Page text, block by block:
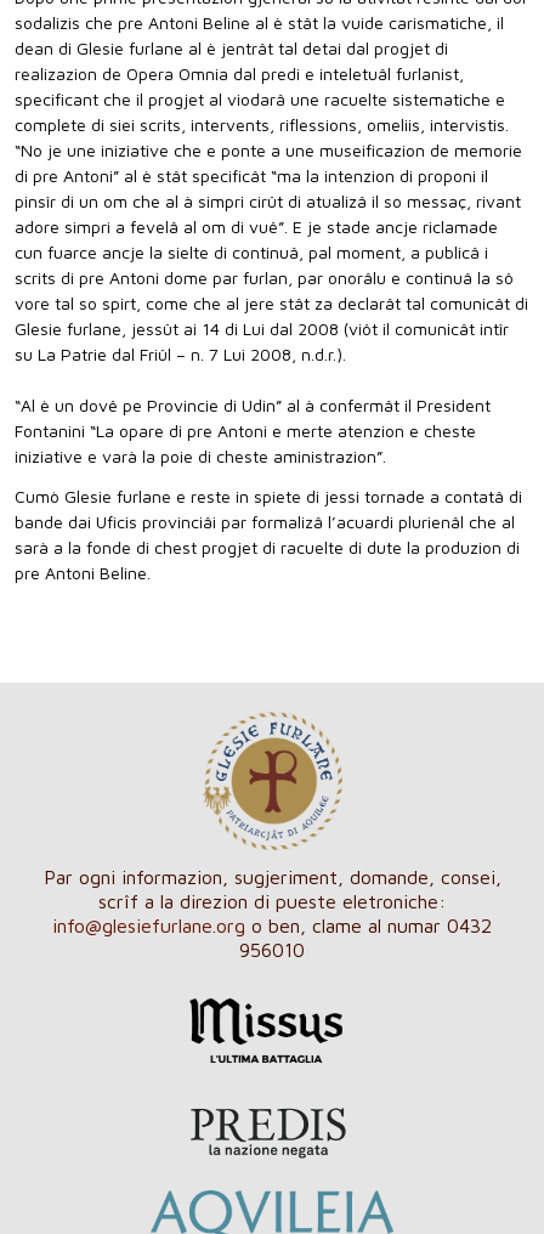
sodalizis che pre Antoni Beline al è stât la vuide carismatiche, il
dean di Glesie furlane al è jentrât tal detai dal progjet di
realizazion de Opera Omnia dal predi e inteletuâl furlanist,
specificant che il progjet al viodarâ une racuelte sistematiche e
complete di siei scrits, intervents, riflessions, omeliis, intervistis.
“No je une iniziative che e ponte a une museificazion de memorie
di pre Antoni” al è stât specificât “ma la intenzion di proponi il
pinsîr di un om che al à simpri cirût di atualizâ il so messaç, rivant
adore simpri a fevelâ al om di vuê”. E je stade ancje riclamade
cun fuarce ancje la sielte di continuâ, pal moment, a publicâ i
scrits di pre Antoni dome par furlan, par onorâlu e continuâ la sô
vore tal so spirt, come che al jere stât za declarât tal comunicât di
Glesie furlane, jessût ai 14 di Lui dal 2008 (viôt il comunicât intîr
su La Patrie dal Friûl – n. 7 Lui 2008, n.d.r.).
“Al è un dovê pe Provincie di Udin” al à confermât il President
Fontanini “La opare di pre Antoni e merte atenzion e cheste
iniziative e varà la poie di cheste aministrazion”.
Cumò Glesie furlane e reste in spiete di jessi tornade a contatâ di
bande dai Uficis provinciâi par formalizâ l’acuardi plurienâl che al
sarà a la fonde di chest progjet di racuelte di dute la produzion di
pre Antoni Beline.
Par ogni informazion, sugjeriment, domande, consei,
scrîf a la direzion di pueste eletroniche:
info@glesiefurlane.org o ben, clame al numar 0432
956010